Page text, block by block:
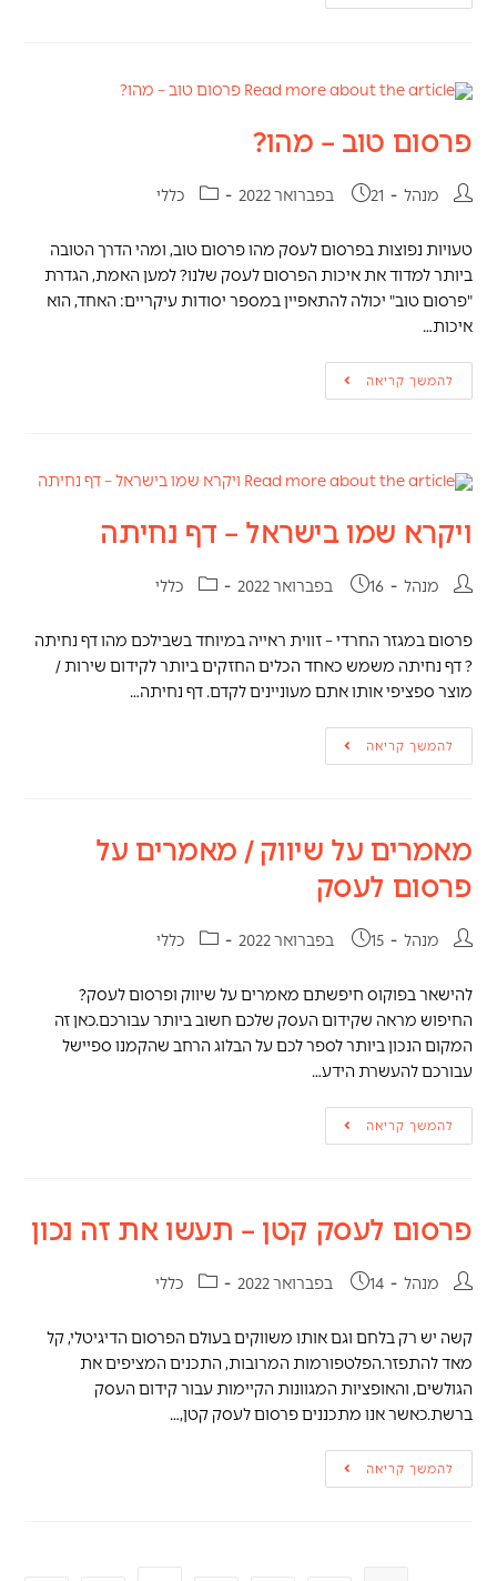
פרסום טוב – מהו?
מנהל 21 בפברואר 2022 כללי
טעויות נפוצות בפרסום לעסק מהו פרסום טוב, ומהי הדרך הטובה
ביותר למדוד את איכות הפרסום לעסק שלנו? למען האמת, הגדרת
"פרסום טוב" יכולה להתאפיין במספר יסודות עיקריים: האחד, הוא
איכות…
להמשך קריאה
ויקרא שמו בישראל – דף נחיתה
מנהל 16 בפברואר 2022 כללי
פרסום במגזר החרדי – זווית ראייה במיוחד בשבילכם מהו דף נחיתה
? דף נחיתה משמש כאחד הכלים החזקים ביותר לקידום שירות /
מוצר ספציפי אותו אתם מעוניינים לקדם. דף נחיתה…
להמשך קריאה
מאמרים על שיווק / מאמרים על
פרסום לעסק
מנהל 15 בפברואר 2022 כללי
להישאר בפוקוס חיפשתם מאמרים על שיווק ופרסום לעסק?
החיפוש מראה שקידום העסק שלכם חשוב ביותר עבורכם.כאן זה
המקום הנכון ביותר לספר לכם על הבלוג הרחב שהקמנו ספיישל
עבורכם להעשרת הידע…
להמשך קריאה
פרסום לעסק קטן – תעשו את זה נכון
מנהל 14 בפברואר 2022 כללי
קשה יש רק בלחם וגם אותו משווקים בעולם הפרסום הדיגיטלי, קל
מאד להתפזר.הפלטפורמות המרובות, התכנים המציפים את
הגולשים, והאופציות המגוונות הקיימות עבור קידום העסק
ברשת.כאשר אנו מתכננים פרסום לעסק קטן,…
להמשך קריאה